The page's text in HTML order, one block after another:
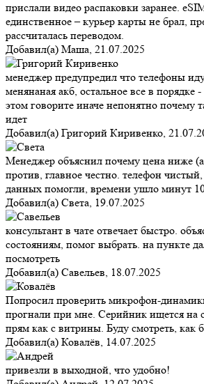
прислали видео распаковки заранее.
единственное – курьер карты не брал,
рассчиталась переводом.
Добавил(а) Маша, 21.07.2025
менеджер предупредил что телефоны
менянаная акб, остальное все в порядке
этом говорите иначе непонятно почему
идет
Добавил(а) Григорий Киривенко,
Менеджер объяснил почему цена ниже
против, главное честно. телефон
данных помогли, времени ушло минут
Добавил(а) Света, 19.07.2025
консультант в чате отвечает быстро.
состояниям, помог выбрать. на пункте
посмотреть
Добавил(а) Савельев, 18.07.2025
Попросил проверить микрофон-
прогнали при мне. Серийник ищется на
прям как с витрины. Буду смотреть, как
Добавил(а) Ковалёв, 14.07.2025
привезли в выходной, что удобно!